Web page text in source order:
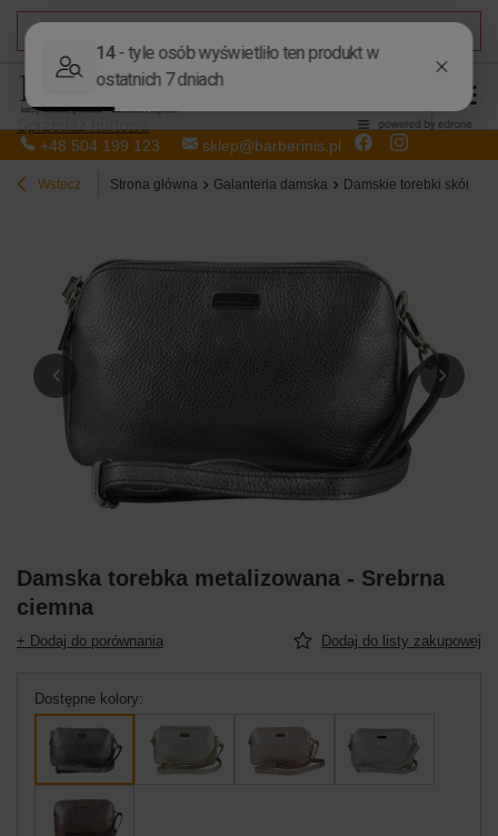
+48 504 199 123 sklep@barberinis.pl
Wstecz Strona główna Galanteria damska Damskie torebki
Damska torebka metalizowana - Srebrna
ciemna
+ Dodaj do porównania Dodaj do listy zakupowej
Dostępne kolory